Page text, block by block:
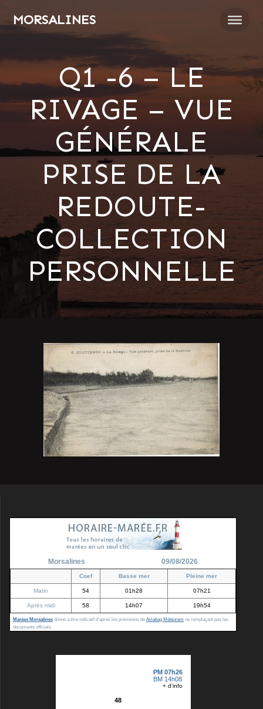
MORSALINES
Q1 -6 – LE
RIVAGE – VUE
GÉNÉRALE
PRISE DE LA
REDOUTE-
COLLECTION
PERSONNELLE
Morsalines 09/08/2026
Coef Basse mer Pleine mer
Matin 54 01h28 07h21
Après midi 58 14h07 19h54
Marées Morsalines donné à titre indicatif d'après les prévisions de Aviabag Météorem ne remplaçant pas les
documents officiels.